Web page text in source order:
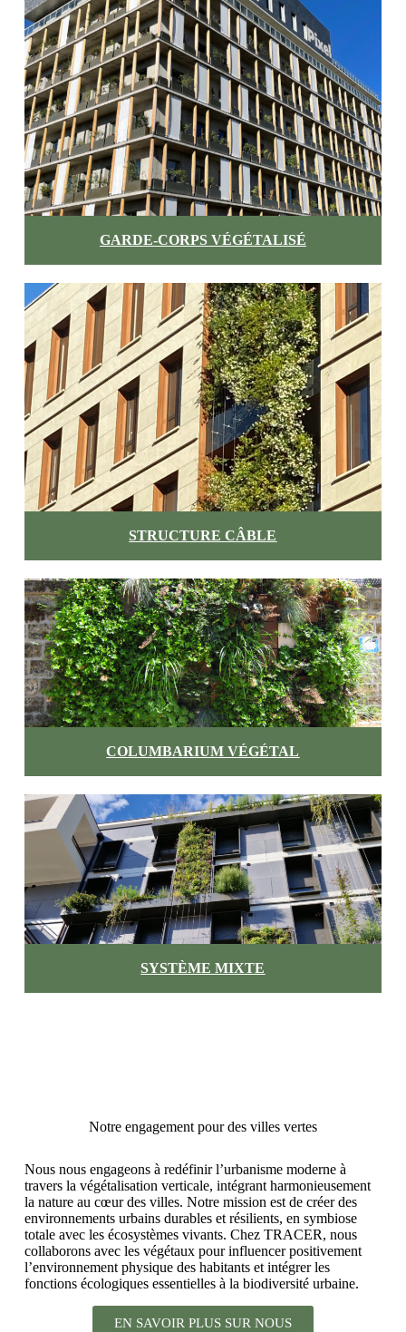
GARDE-CORPS VÉGÉTALISÉ
STRUCTURE CÂBLE
COLUMBARIUM VÉGÉTAL
SYSTÈME MIXTE
Notre engagement pour des villes vertes
Nous nous engageons à redéfinir l’urbanisme moderne à
travers la végétalisation verticale, intégrant harmonieusement
la nature au cœur des villes. Notre mission est de créer des
environnements urbains durables et résilients, en symbiose
totale avec les écosystèmes vivants. Chez TRACER, nous
collaborons avec les végétaux pour influencer positivement
l’environnement physique des habitants et intégrer les
fonctions écologiques essentielles à la biodiversité urbaine.
EN SAVOIR PLUS SUR NOUS